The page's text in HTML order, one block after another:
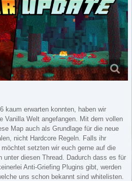
kaum erwarten konnten, haben wir
Vanilla Welt angefangen. Mit dem vollen
Map auch als Grundlage für die neue
nicht Hardcore Regeln. Falls ihr
setzten wir euch gerne auf die
diesen Thread. Dadurch dass es für
Anti-Griefing Plugins gibt, werden
uns schon bekannt sind whitelisten.